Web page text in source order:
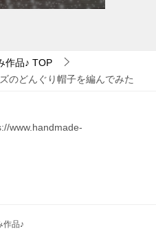
作品♪ TOP
のどんぐり帽子を編んでみた
www.handmade-
作品♪